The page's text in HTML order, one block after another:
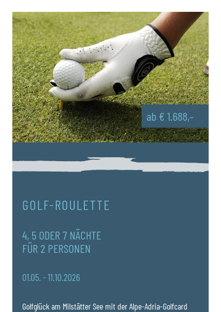
ab € 1.688,–
GOLF-ROULETTE
4, 5 ODER 7 NÄCHTE
FÜR 2 PERSONEN
01.05. - 11.10.2026
Golfglück am Milstätter See mit der Alpe-Adria-Golfcard